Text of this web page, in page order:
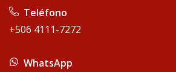
Teléfono
+506 4111-7272
WhatsApp